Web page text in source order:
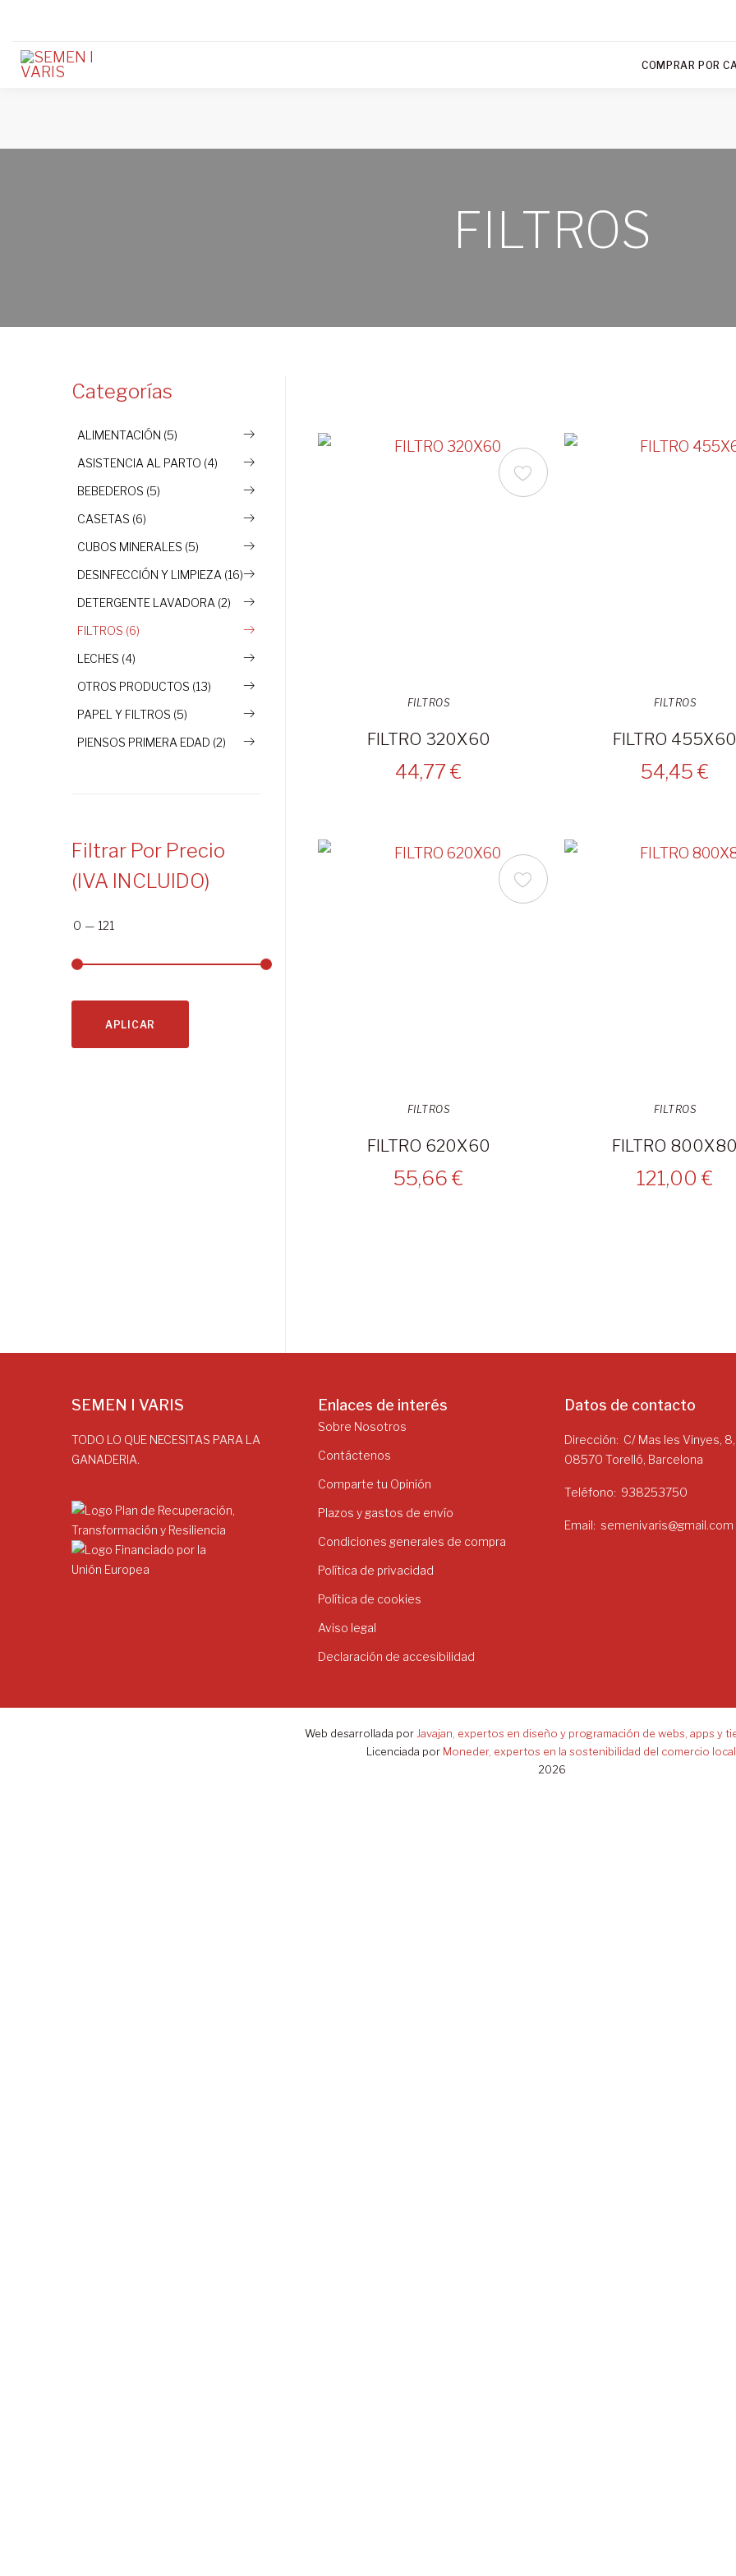
COMPRAR POR
FILTROS
FILTROS
FILTRO 320X60
44,77 €
FILTROS
FILTRO 455X60
54,45 €
FILTROS
FILTRO 620X60
55,66 €
FILTROS
FILTRO 800X80
121,00 €
Categorías
ALIMENTACIÓN (5)
ASISTENCIA AL PARTO (4)
BEBEDEROS (5)
CASETAS (6)
CUBOS MINERALES (5)
DESINFECCIÓN Y LIMPIEZA (16)
DETERGENTE LAVADORA (2)
FILTROS (6)
LECHES (4)
OTROS PRODUCTOS (13)
PAPEL Y FILTROS (5)
PIENSOS PRIMERA EDAD (2)
Filtrar Por Precio
(IVA INCLUIDO)
0 — 121
APLICAR
SEMEN I VARIS
TODO LO QUE NECESITAS PARA LA
GANADERIA.
Enlaces de interés
Sobre Nosotros
Contáctenos
Comparte tu Opinión
Plazos y gastos de envío
Condiciones generales de compra
Política de privacidad
Política de cookies
Aviso legal
Declaración de accesibilidad
Datos de contacto
Dirección
C/ Mas les Vinyes, 8,
08570 Torelló, Barcelona
Teléfono 938253750
Email semenivaris@gmail.com
Web desarrollada porJavajan, expertos en diseño y programación de webs, apps y
Licenciada por Moneder, expertos en la sostenibilidad del comercio
2026